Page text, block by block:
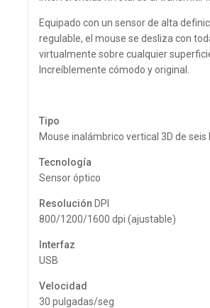
Equipado con un sensor de alta
regulable, el mouse se desliza con
virtualmente sobre cualquier
Increíblemente cómodo y original.
Tipo
Mouse inalámbrico vertical 3D de seis
Tecnología
Sensor óptico
Resolución DPI
800/1200/1600 dpi (ajustable)
Interfaz
USB
Velocidad
30 pulgadas/seg